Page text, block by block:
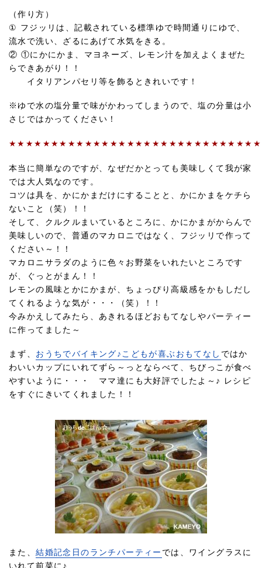
（作り方）
① フジッリは、記載されている標準ゆで時間通りにゆで、
流水で洗い、ざるにあげて水気をきる。
② ①にかにかま、マヨネーズ、レモン汁を加えよくまぜた
らできあがり！！
イタリアンパセリ等を飾るときれいです！
※ゆで水の塩分量で味がかわってしまうので、塩の分量は小
さじではかってください！
本当に簡単なのですが、なぜだかとっても美味しくて我が家
では大人気なのです。
コツは具を、かにかまだけにすることと、かにかまをケチら
ないこと（笑）！！
そして、クルクルまいているところに、かにかまがからんで
美味しいので、普通のマカロニではなく、フジッリで作って
ください～！！
マカロニサラダのように色々お野菜をいれたいところです
が、ぐっとがまん！！
レモンの風味とかにかまが、ちょっぴり高級感をかもしだし
てくれるような気が・・・（笑）！！
今みかえしてみたら、あきれるほどおもてなしやパーティー
に作ってました～
まず、 おうちでバイキング♪こどもが喜ぶおもてなし ではか
わいいカップにいれてずら～っとならべて、ちびっこが食べ
やすいように・・・ ママ達にも大好評でしたよ～♪ レシピ
をすぐにきいてくれました！！
また、結婚記念日のランチパーティー では、ワイングラスに
いれて前菜に♪